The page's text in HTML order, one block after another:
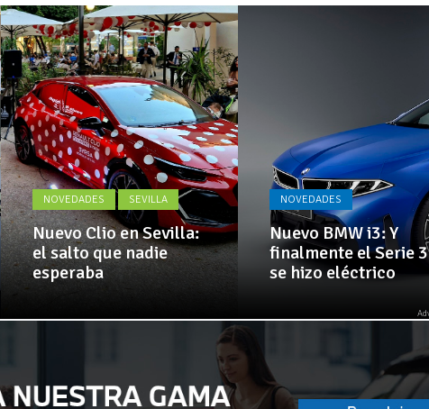
Actualidad,
Clásicos,
Venta,
Pruebas,
Entrevistas,
Vídeos
y
mucho
más!
Cárnicas El Alcazar, patrocinador de la 42ª Subida a Vejer
NOVEDADES SEVILLA
Nuevo Clio en Sevilla:
el salto que nadie
esperaba
NOVEDADES
Nuevo BMW i3: Y
finalmente el Serie 3
se hizo eléctrico